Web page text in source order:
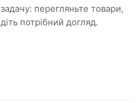
перегляньте товари,
потрібний догляд.